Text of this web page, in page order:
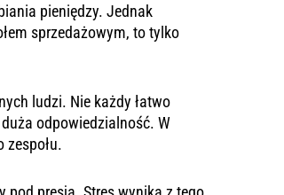
pieniędzy. Jednak
sprzedażowym, to tylko
ludzi. Nie każdy łatwo
odpowiedzialność. W
zespołu.